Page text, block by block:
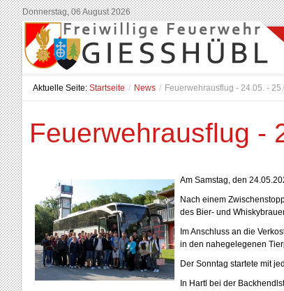
Donnerstag, 06 August 2026
Aktuelle Seite: Startseite / News / Feuerwehrausflug - 24.05. -
Feuerwehrausflug -
Am Samstag, den
Nach einem
des Bier- und
Im Anschluss an die
in den nahegelegenen
Der Sonntag startete mit
In Hartl bei der